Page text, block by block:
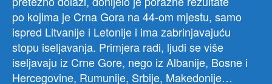
po kojima je Crna Gora na 44-om mjestu, samo
ispred Litvanije i Letonije i ima zabrinjavajuću
stopu iseljavanja. Primjera radi, ljudi se više
iseljavaju iz Crne Gore, nego iz Albanije, Bosne i
Hercegovine, Rumunije, Srbije, Makedonije…